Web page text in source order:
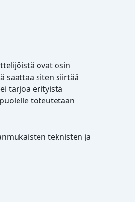
ovat osin
saattaa siten siirtää
tarjoa erityistä
toteutetaan
teknisten ja